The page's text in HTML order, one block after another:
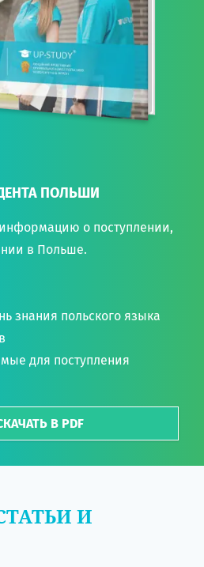
ПОЛЬШИ
о поступлении,
в Польше.
знания польского языка
для поступления
В PDF
И